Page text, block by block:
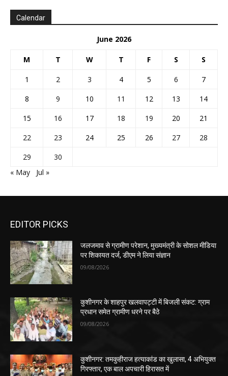
Calendar
June 2026
M T W T F S S
1 2 3 4 5 6
7
8
9 10 11 12 13
14
15
16 17 18 19 20
21
22
23 24 25 26 27
28
29
30
« May
Jul »
EDITOR PICKS
जलजमाव से ग्रामीण परेशान, मुख्यमंत्री के सोशल मीडिया
पर शिकायत दर्ज, डीएम ने लिया संज्ञान
09/08/2026
कुशीनगर के शाहपुर खलवापट्टी में बिजली संकट: ग्राम
प्रधान समेत ग्रामीण धरने पर बैठे
09/08/2026
कुशीनगर: तमकुहीराज हत्याकांड का खुलासा, 4 अभियुक्त
गिरफ्तार, एक बाल अपचारी हिरासत में